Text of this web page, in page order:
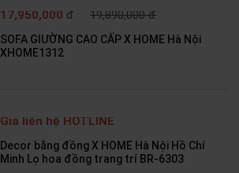
17,950,000 đ 19,890,000 đ
SOFA GIƯỜNG CAO CẤP X HOME Hà Nội
XHOME1312
Giá liên hệ HOTLINE
Decor bằng đồng X HOME Hà Nội Hồ Chí
Minh Lọ hoa đồng trang trí BR-6303